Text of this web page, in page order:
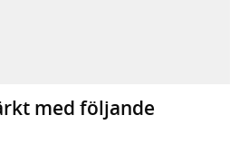
extern webbplats,
i ny flik, extern webbplats,
e-postklient,
med följande